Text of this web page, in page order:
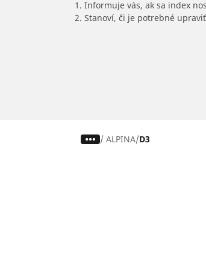
1. Informuje vás, ak sa index
2. Stanoví, či je potrebné
/ ALPINA D3